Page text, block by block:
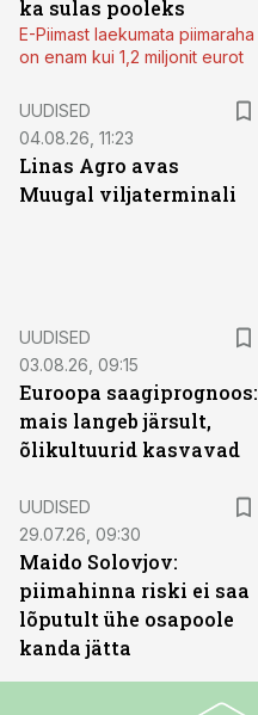
ka sulas pooleks
E-Piimast laekumata piimaraha
on enam kui 1,2 miljonit eurot
UUDISED
04.08.26, 11:23
Linas Agro avas
Muugal viljaterminali
UUDISED
03.08.26, 09:15
Euroopa saagiprognoos:
mais langeb järsult,
õlikultuurid kasvavad
UUDISED
29.07.26, 09:30
Maido Solovjov:
piimahinna riski ei saa
lõputult ühe osapoole
kanda jätta